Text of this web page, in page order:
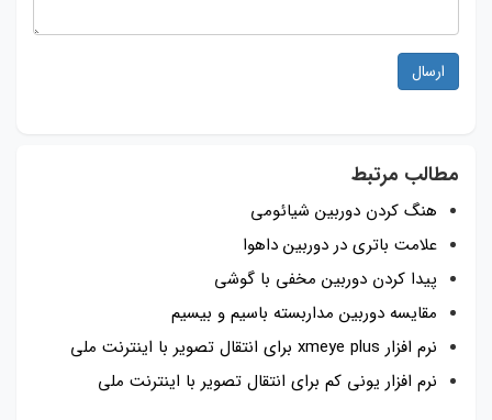
ارسال
مطالب مرتبط
هنگ کردن دوربین شیائومی
علامت باتری در دوربین داهوا
پیدا کردن دوربین مخفی با گوشی
مقایسه دوربین مداربسته باسیم و بیسیم
نرم افزار xmeye plus برای انتقال تصویر با اینترنت ملی
نرم افزار یونی کم برای انتقال تصویر با اینترنت ملی